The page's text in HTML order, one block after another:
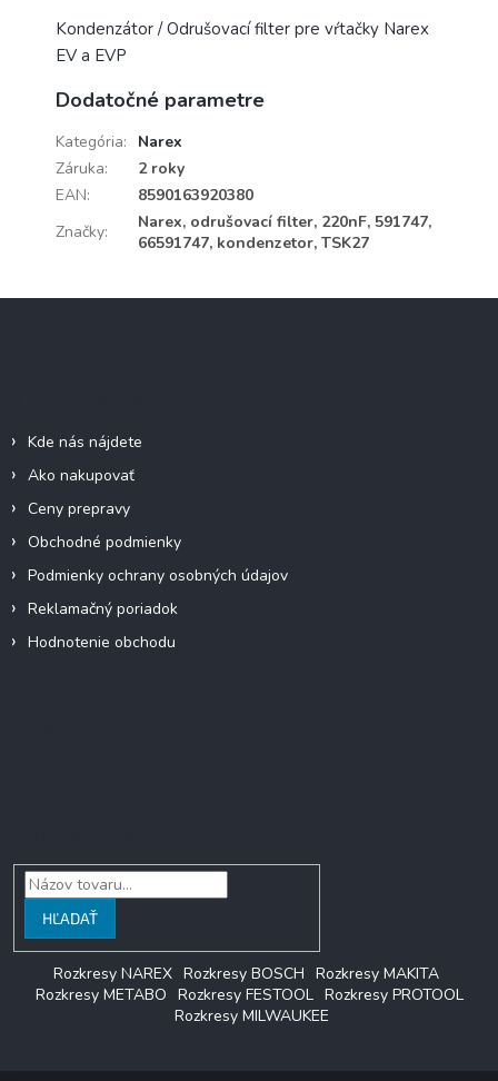
Kondenzátor / Odrušovací filter pre vŕtačky Narex
EV a EVP
Dodatočné parametre
Kategória:
Narex
Záruka:
2 roky
EAN:
8590163920380
Značky:
Narex, odrušovací filter, 220nF, 591747,
66591747, kondenzetor, TSK27
Kde nás nájdete
Ako nakupovať
Ceny prepravy
Obchodné podmienky
Podmienky ochrany osobných údajov
Reklamačný poriadok
Hodnotenie obchodu
HĽADAŤ
Rozkresy NAREX Rozkresy BOSCH Rozkresy MAKITA
Rozkresy METABO Rozkresy FESTOOL Rozkresy PROTOOL
Rozkresy MILWAUKEE